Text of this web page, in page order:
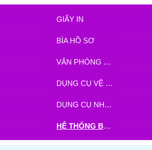
GIẤY IN
BÌA HỒ SƠ
VĂN PHÒNG PHẨM
DỤNG CỤ VỆ SINH
DỤNG CỤ NHÀ BẾP
HỆ THỐNG BHX - TGDĐ ĐẶT HÀNG TẠI ĐÂY